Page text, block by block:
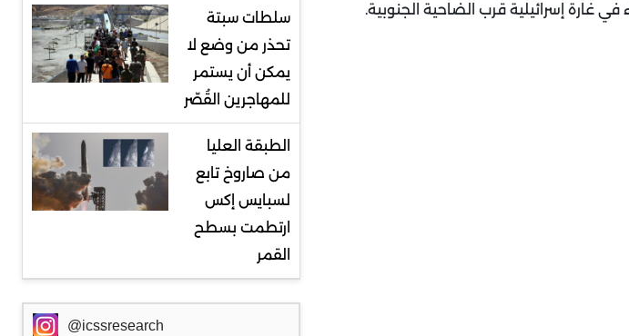
غارة إسرائيلية قرب الضاحية الجنوبية.
سلطات سبتة
تحذر من وضع لا
يمكن أن يستمر
للمهاجرين القُصّر
الطبقة العليا
من صاروخ تابع
لسبايس إكس
ارتطمت بسطح
القمر
@icssresearch